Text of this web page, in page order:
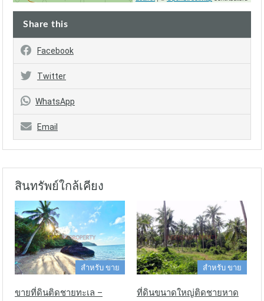
Share this
Facebook
Twitter
WhatsApp
Email
สินทรัพย์ใกล้เคียง
สำหรับ ขาย
ขายที่ดินติดชายทะเล –
สำหรับ ขาย
ที่ดินขนาดใหญ่ติดชายหาด